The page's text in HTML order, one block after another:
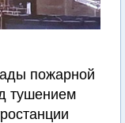
пожарной
тушением